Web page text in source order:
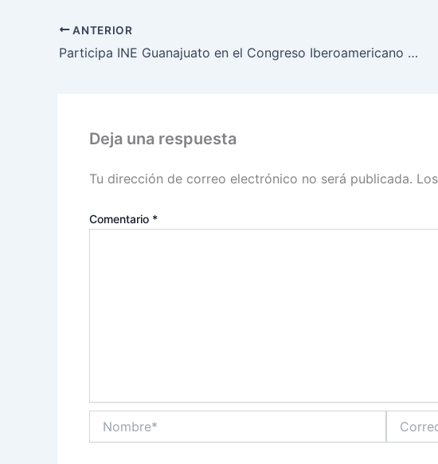
ANTERIOR
Participa INE Guanajuato en el Congreso Iberoamericano para el Empoderamiento de las Juventudes
Deja una respuesta
Tu dirección de correo electrónico no será publicada.
Comentario *